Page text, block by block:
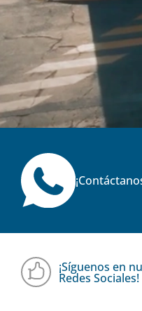
¡Síguenos en
Redes Sociales!